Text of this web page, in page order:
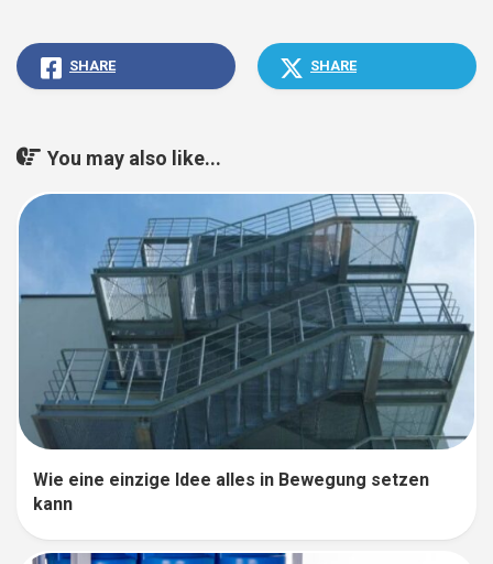
SHARE SHARE
You may also like...
Wie eine einzige Idee alles in Bewegung setzen
kann